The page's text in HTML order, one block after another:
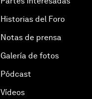
Historias del Foro
Notas de prensa
Galería de fotos
Pódcast
Vídeos